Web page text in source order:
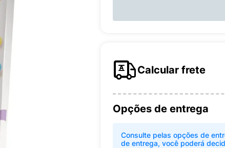
Calcular frete
Opções de entrega
Consulte pelas opções de
de entrega, você poderá